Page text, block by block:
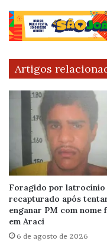
Artigos
Foragido por latrocínio
recapturado após
enganar PM com nome
em Araci
6 de agosto de 2026